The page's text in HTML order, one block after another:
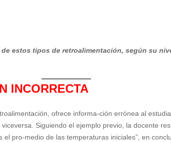
estos tipos de retroalimentación, según su
INCORRECTA
ofrece informa-ción errónea al
Siguiendo el ejemplo previo, la docente
pro-medio de las temperaturas iniciales”, en